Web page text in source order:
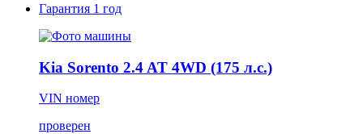
Гарантия 1 год
Kia Sorento 2.4 AT 4WD (175 л.с.)
VIN номер
проверен